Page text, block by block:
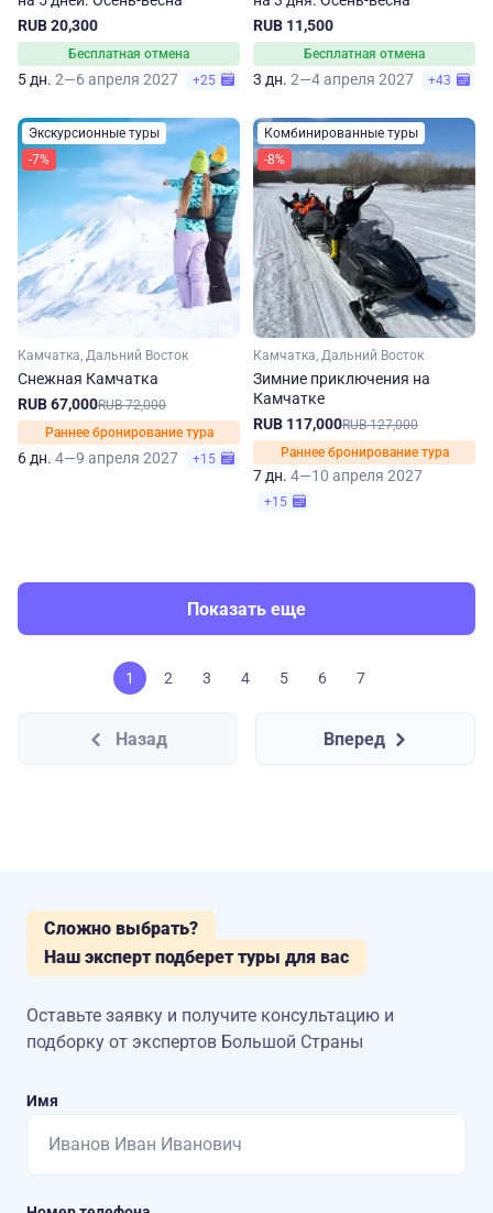
RUB 20,300
Бесплатная отмена
5 дн. 2—6 апреля 2027 +25
RUB 11,500
Бесплатная отмена
3 дн. 2—4 апреля 2027 +43
Экскурсионные туры
-7%
Камчатка, Дальний Восток
Снежная Камчатка
RUB 67,000RUB 72,000
Раннее бронирование тура
6 дн. 4—9 апреля 2027 +15
Комбинированные туры
-8%
Камчатка, Дальний Восток
Зимние приключения на
Камчатке
RUB 117,000RUB 127,000
Раннее бронирование тура
7 дн. 4—10 апреля 2027
+15
Показать еще
1 2 3 4 5 6 7
Назад Вперед
Сложно выбрать?
Наш эксперт подберет туры для вас
Оставьте заявку и получите консультацию и
подборку от экспертов Большой Страны
Имя